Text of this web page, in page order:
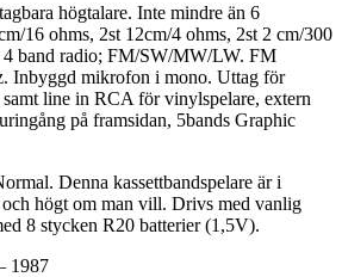
högtalare. Inte mindre än 6
16 ohms, 2st 12cm/4 ohms, 2st 2 cm/300
4 band radio; FM/SW/MW/LW. FM
Inbyggd mikrofon i mono. Uttag för
line in RCA för vinylspelare, extern
på framsidan, 5bands Graphic
Denna kassettbandspelare är i
högt om man vill. Drivs med vanlig
8 stycken R20 batterier (1,5V).
1987